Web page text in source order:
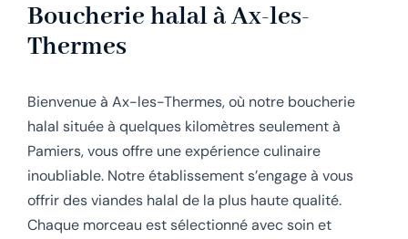
Boucherie halal à Ax-les-
Thermes
Bienvenue à Ax-les-Thermes, où notre boucherie
halal située à quelques kilomètres seulement à
Pamiers, vous offre une expérience culinaire
inoubliable. Notre établissement s’engage à vous
offrir des viandes halal de la plus haute qualité.
Chaque morceau est sélectionné avec soin et